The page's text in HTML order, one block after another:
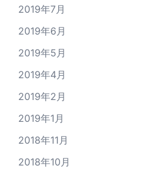
2019年7月
2019年6月
2019年5月
2019年4月
2019年2月
2019年1月
2018年11月
2018年10月